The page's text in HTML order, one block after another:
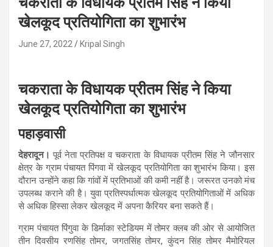
खेलकूद प्रतियोगिता का शुभारंभ
June 27, 2022 Kripal Singh
चकराता के विधायक प्रीतम सिंह ने किया
खेलकूद प्रतियोगिता का शुभारंभ
पहाड़वासी
देहरादून। पूर्व नेता प्रतिपक्ष व चकराता के विधायक प्रीतम सिंह ने जौनसार
क्षेत्र के ग्राम पंचायत पिंगवा में खेलकूद प्रतियोगिता का शुभारंभ किया। इस
दौरान उन्होंने कहा कि गांवों में प्रतिभाओं की कमी नहीं है। जरूरत उनको मंच
उपलब्ध कराने की है। युवा प्रतिस्पर्धात्मक खेलकूद प्रतियोगिताओं में अधिक
से अधिक हिस्सा लेकर खेलकूद में अपना कैरियर बना सकते हैं।
ग्राम पंचायत पिंगुवा के डिर्माका स्टेडियम में तोमर क्लब की ओर से आयोजित
तीन दिवसीय रणसिंह तोमर, जगतसिंह तोमर, कुंदन सिंह तोमर मैमोरियल